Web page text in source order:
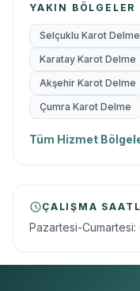
YAKIN BÖLGELER
Selçuklu Karot Delme
Karatay Karot Delme
Akşehir Karot Delme
Çumra Karot Delme
Tüm Hizmet
ÇALIŞMA
Pazartesi-